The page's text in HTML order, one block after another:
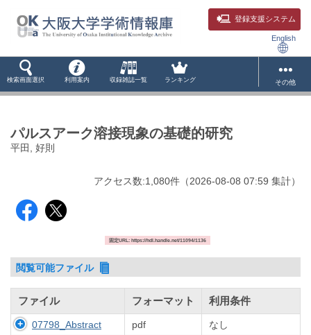
登録支援システム
English
検索画面選択 利用案内 収録雑誌一覧 ランキング その他
パルスアーク溶接現象の基礎的研究
平田, 好則
アクセス数:1,080件 （2026-08-08 07:59 集計）
固定URL: https://hdl.handle.net/11094/1136
閲覧可能ファイル
ファイル フォーマット 利用条件
07798_Abstract pdf
なし